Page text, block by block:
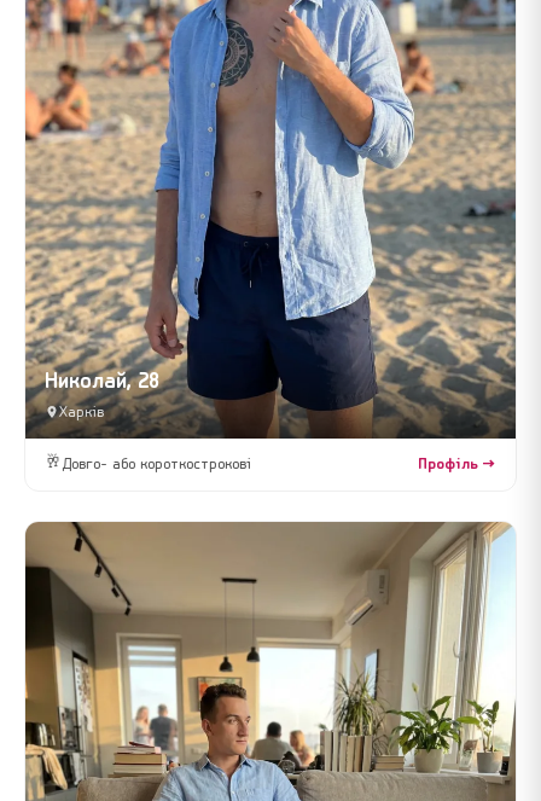
Николай, 28
Харків
🥂 Довго- або короткострокові Профіль →